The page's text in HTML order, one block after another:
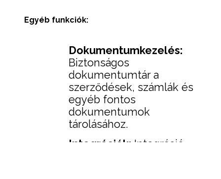
Egyéb funkciók:
Dokumentumkezelés:
Biztonságos
dokumentumtár a
szerződések, számlák és
egyéb fontos
dokumentumok
tárolásához.
Integrációk: Integráció